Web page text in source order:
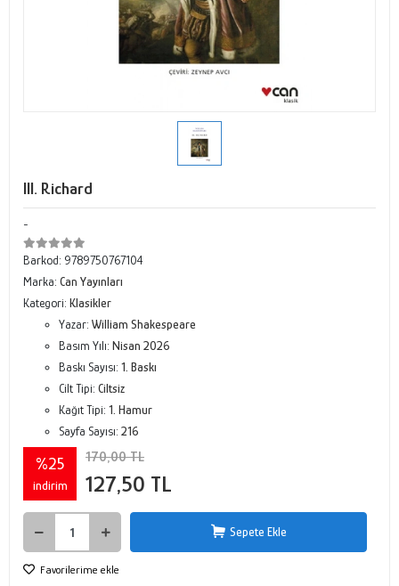
III. Richard
-
Barkod: 9789750767104
Marka: Can Yayınları
Kategori: Klasikler
Yazar: William Shakespeare
Basım Yılı: Nisan 2026
Baskı Sayısı: 1. Baskı
Cilt Tipi: Ciltsiz
Kağıt Tipi: 1. Hamur
Sayfa Sayısı: 216
%25
indirim
170,00 TL
127,50 TL
Sepete Ekle
Favorilerime ekle